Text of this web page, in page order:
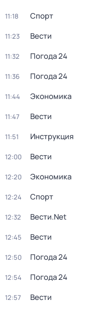
11:18 Спорт
11:23 Вести
11:32 Погода 24
11:36 Погода 24
11:44 Экономика
11:47 Вести
11:51 Инструкция
12:00 Вести
12:20 Экономика
12:24 Спорт
12:32 Вести.Net
12:45 Вести
12:50 Погода 24
12:54 Погода 24
12:57 Вести